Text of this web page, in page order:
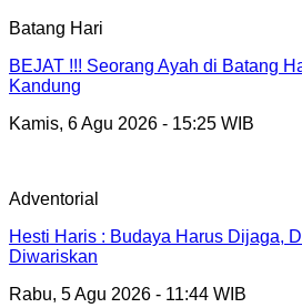
Batang Hari
BEJAT !!! Seorang Ayah di Batang
Kandung
Kamis, 6 Agu 2026 - 15:25 WIB
Adventorial
Hesti Haris : Budaya Harus Dijaga,
Diwariskan
Rabu, 5 Agu 2026 - 11:44 WIB